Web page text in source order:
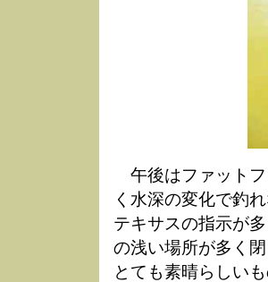
午後はファットフ
く水深の変化で釣
テキサスの指示が
の浅い場所が多く
とても素晴らしい